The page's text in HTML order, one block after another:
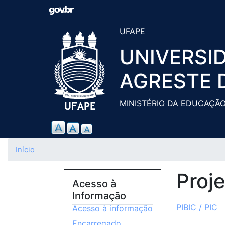
UFAPE
AGRESTE
MINISTÉRIO DA
Início
PIBIC / PIC
Acesso à
Informação
Acesso à informação